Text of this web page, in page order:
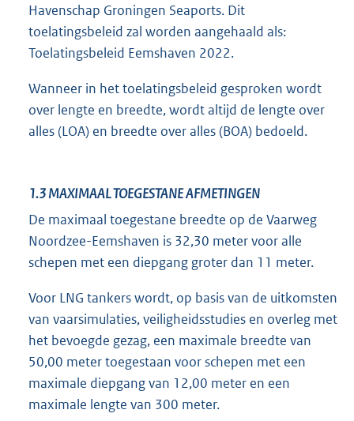
Havenschap Groningen Seaports. Dit
toelatingsbeleid zal worden aangehaald als:
Toelatingsbeleid Eemshaven 2022.
Wanneer in het toelatingsbeleid gesproken wordt
over lengte en breedte, wordt altijd de lengte over
alles (LOA) en breedte over alles (BOA) bedoeld.
1.3MAXIMAAL TOEGESTANE AFMETINGEN
De maximaal toegestane breedte op de Vaarweg
Noordzee-Eemshaven is 32,30 meter voor alle
schepen met een diepgang groter dan 11 meter.
Voor LNG tankers wordt, op basis van de uitkomsten
van vaarsimulaties, veiligheidsstudies en overleg met
het bevoegde gezag, een maximale breedte van
50,00 meter toegestaan voor schepen met een
maximale diepgang van 12,00 meter en een
maximale lengte van 300 meter.